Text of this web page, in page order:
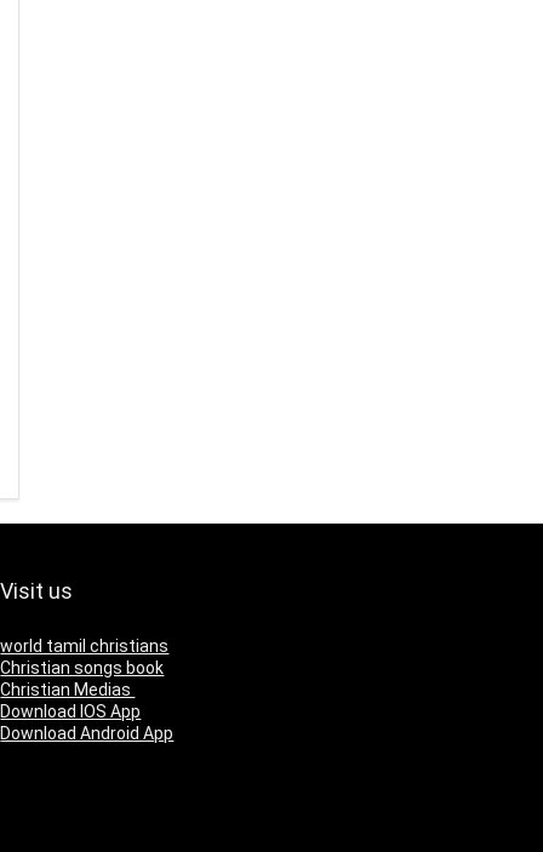
Visit us
world tamil christians
Christian songs book
Christian Medias
Download IOS App
Download Android App